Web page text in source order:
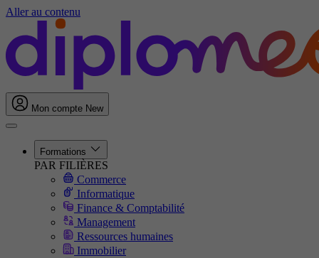
Aller au contenu
Mon compte New
Formations
PAR FILIÈRES
Commerce
Informatique
Finance & Comptabilité
Management
Ressources humaines
Immobilier